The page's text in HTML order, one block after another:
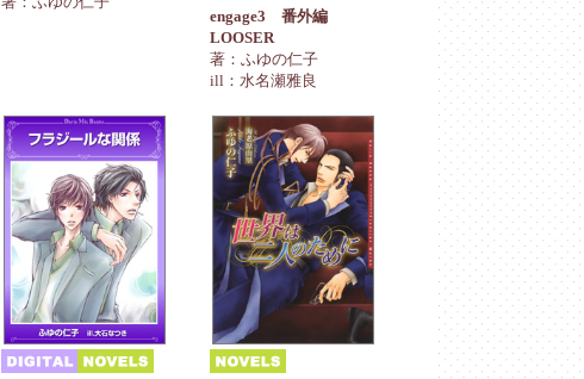
engage3 番外編
LOOSER
著：ふゆの仁子
ill：水名瀬雅良